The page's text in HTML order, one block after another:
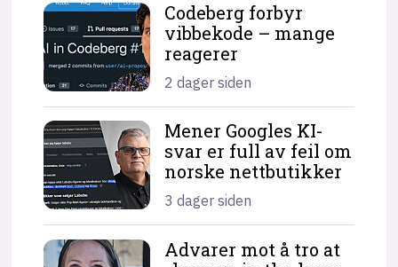
Codeberg forbyr
vibbekode – mange
reagerer
2 dager siden
Mener Googles KI-
svar er full av feil om
norske nettbutikker
3 dager siden
Advarer mot å tro at